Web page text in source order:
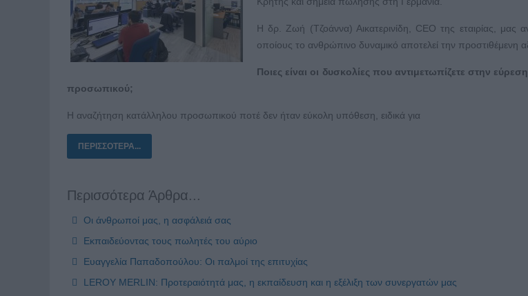
H δρ. Ζωή (Τζοάννα) Αικατερινίδη, CEO της εταιρίας, μας
οποίους το ανθρώπινο δυναμικό αποτελεί την προστιθέμενη
Ποιες είναι οι δυσκολίες που αντιμετωπίζετε στην
προσωπικού;
Η αναζήτηση κατάλληλου προσωπικού ποτέ δεν ήταν εύκολη υπόθεση, ειδικά για
ΠΕΡΙΣΣΌΤΕΡΑ...
Περισσότερα Άρθρα...
Οι άνθρωποί μας, η ασφάλειά σας
Εκπαιδεύοντας τους πωλητές του αύριο
Ευαγγελία Παπαδοπούλου: Οι παλμοί της επιτυχίας
LEROY MERLIN: Προτεραιότητά μας, η εκπαίδευση και η εξέλιξη των συνεργατών μας